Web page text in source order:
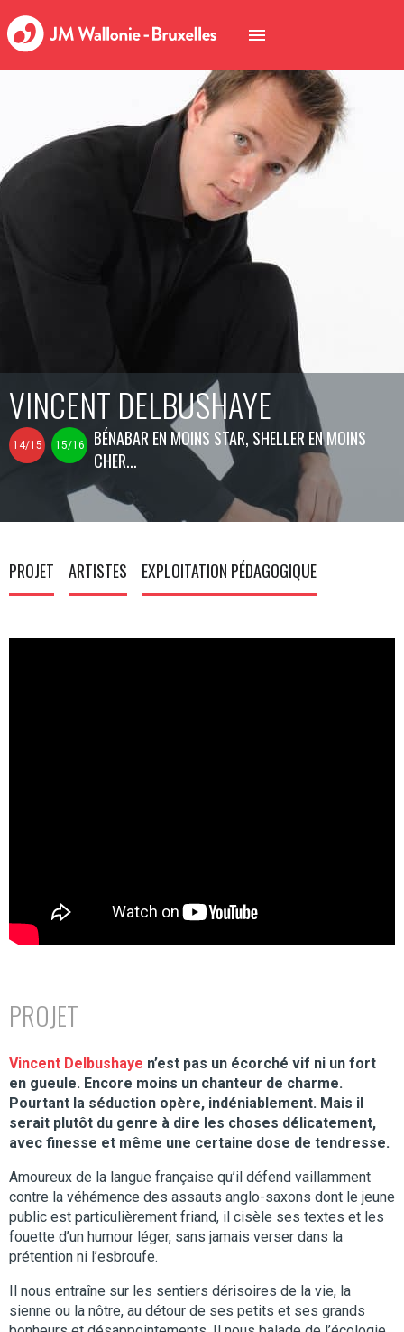
VINCENT DELBUSHAYE
14/15 15/16
BÉNABAR EN MOINS STAR, SHELLER EN MOINS
CHER...
PROJET ARTISTES EXPLOITATION PÉDAGOGIQUE
PROJET
Vincent Delbushaye n’est pas un écorché vif ni un fort
en gueule. Encore moins un chanteur de charme.
Pourtant la séduction opère, indéniablement. Mais il
serait plutôt du genre à dire les choses délicatement,
avec finesse et même une certaine dose de tendresse.
Amoureux de la langue française qu’il défend vaillamment
contre la véhémence des assauts anglo-saxons dont le jeune
public est particulièrement friand, il cisèle ses textes et les
fouette d’un humour léger, sans jamais verser dans la
prétention ni l’esbroufe.
Il nous entraîne sur les sentiers dérisoires de la vie, la
sienne ou la nôtre, au détour de ses petits et ses grands